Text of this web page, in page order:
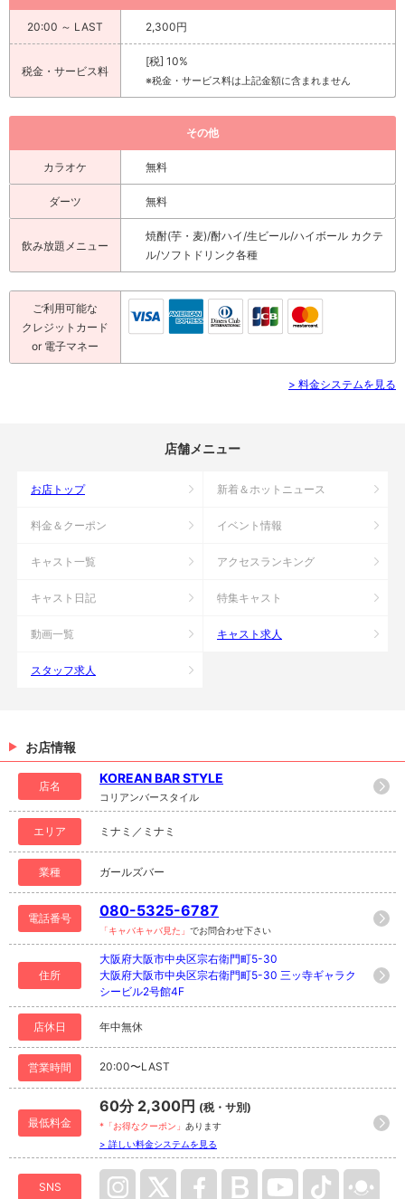
20:00 ～ LAST 2,300円
税金・サービス料
[税] 10%
※税金・サービス料は上記金額に含まれません
その他
カラオケ 無料
ダーツ 無料
飲み放題メニュー
焼酎(芋・麦)/酎ハイ/生ビール/ハイボール カクテ
ル/ソフトドリンク各種
ご利用可能な
クレジットカード
or 電子マネー
> 料金システムを見る
店舗メニュー
お店トップ 新着＆ホットニュース
料金＆クーポン イベント情報
キャスト一覧 アクセスランキング
キャスト日記 特集キャスト
動画一覧 キャスト求人
スタッフ求人
お店情報
店名
KOREAN BAR STYLE
コリアンバースタイル
エリア ミナミ／ミナミ
業種 ガールズバー
電話番号 080-5325-6787
「キャバキャバ見た」 でお問合わせ下さい
住所
大阪府大阪市中央区宗右衛門町5-30
大阪府大阪市中央区宗右衛門町5-30 三ッ寺ギャラク
シービル2号館4F
店休日 年中無休
営業時間 20:00〜LAST
最低料金
60分 2,300円 (税・サ別)
*「お得なクーポン」 あります
> 詳しい料金システムを見る
SNS